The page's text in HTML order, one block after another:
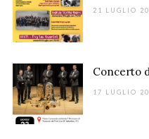
21 LUGLIO
Concerto
17 LUGLIO